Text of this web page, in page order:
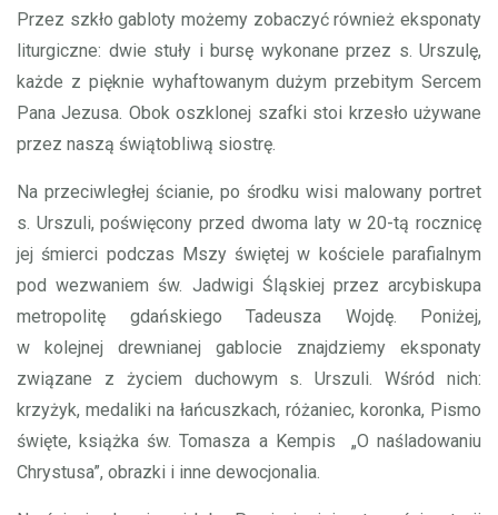
Przez szkło gabloty możemy zobaczyć również eksponaty
liturgiczne: dwie stuły i bursę wykonane przez s. Urszulę,
każde z pięknie wyhaftowanym dużym przebitym Sercem
Pana Jezusa. Obok oszklonej szafki stoi krzesło używane
przez naszą świątobliwą siostrę.
Na przeciwległej ścianie, po środku wisi malowany portret
s. Urszuli, poświęcony przed dwoma laty w 20-tą rocznicę
jej śmierci podczas Mszy świętej w kościele parafialnym
pod wezwaniem św. Jadwigi Śląskiej przez arcybiskupa
metropolitę gdańskiego Tadeusza Wojdę. Poniżej,
w kolejnej drewnianej gablocie znajdziemy eksponaty
związane z życiem duchowym s. Urszuli. Wśród nich:
krzyżyk, medaliki na łańcuszkach, różaniec, koronka, Pismo
święte, książka św. Tomasza a Kempis „O naśladowaniu
Chrystusa”, obrazki i inne dewocjonalia.